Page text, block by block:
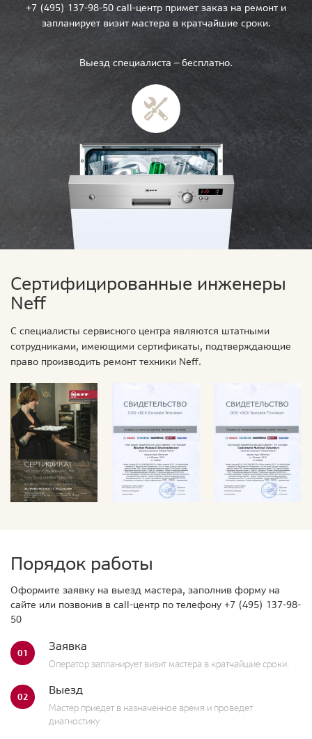
+7 (495) 137-98-50 call-центр примет заказ на ремонт и
запланирует визит мастера в кратчайшие сроки.
Выезд специалиста — бесплатно.
Сертифицированные инженеры
Neff
С специалисты сервисного центра являются штатными
сотрудниками, имеющими сертификаты, подтверждающие
право производить ремонт техники Neff.
Порядок работы
Оформите заявку на выезд мастера, заполнив форму на
сайте или позвонив в call-центр по телефону +7 (495) 137-98-
50
01 Заявка
Оператор запланирует визит мастера в кратчайшие сроки.
02 Выезд
Мастер приедет в назначенное время и проведет
диагностику